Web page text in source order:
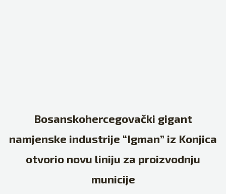
Bosanskohercegovački gigant
namjenske industrije “Igman” iz Konjica
otvorio novu liniju za proizvodnju
municije